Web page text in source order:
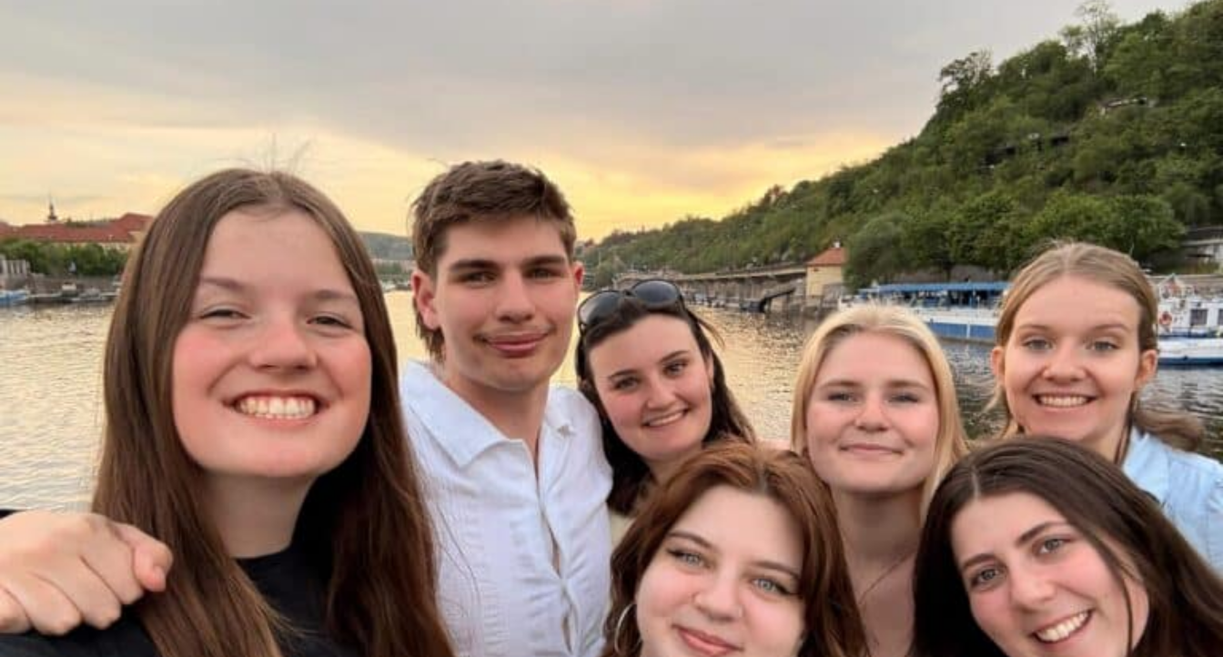
Et trygt Afrika
KONTAKT OSS
Elverum folkehøgskole
Tel:41 44 86 75
E-post:
rektor.monica@elverumfhs.no
Besøksadresse
Strandbygdvegen 143
2409 Elverum
LES OM LIVET PÅ SKOLEN
Livet på skolen
Internat, klasserom og område
Mat
Linjer
Valgfag
Fellesfag
Blogg
INFORMASJONSSIDER
Informasjon
Om Elverum folkehøgskole
Søknad og søkeprosess
Pris, lån og stipend
Kontakt oss
Ofte stilte spørsmål
Skolens bistandsprosjekt
Ressurser